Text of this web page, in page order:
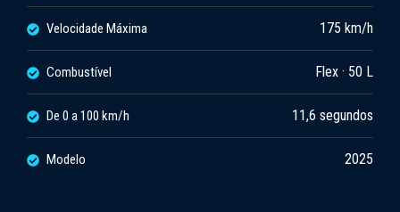
Velocidade Máxima
Combustível
De 0 a 100 km/h
Modelo
175 km/h
Flex · 50 L
11,6 segundos
2025